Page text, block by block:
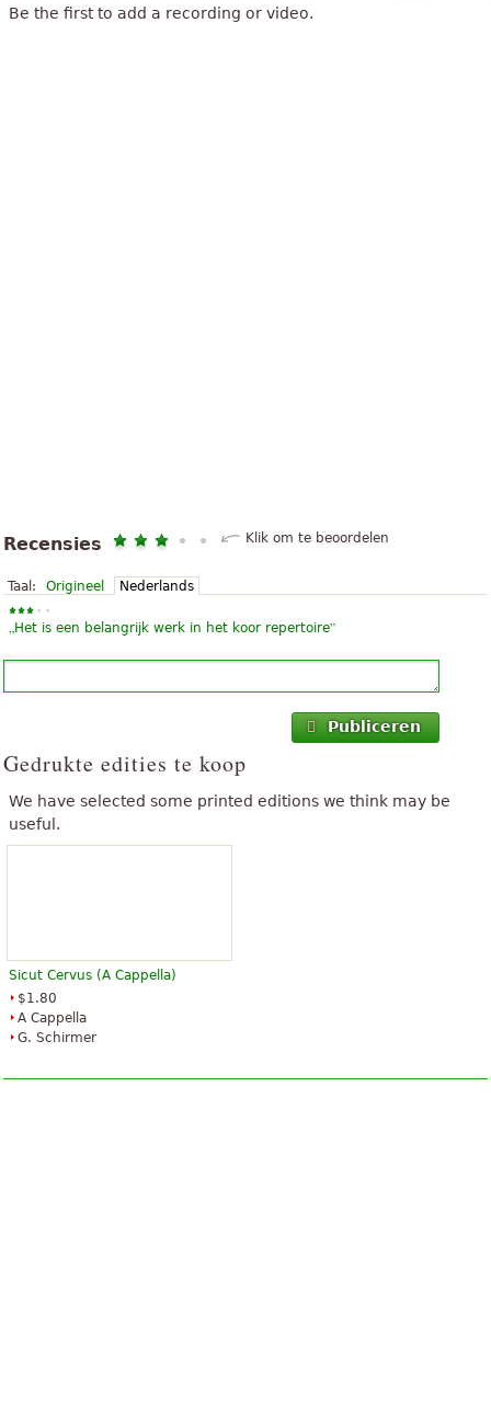
Be the first to add a recording or video.
Recensies Klik om te beoordelen
Taal: Origineel Nederlands
„Het is een belangrijk werk in het koor repertoire”
Publiceren
Gedrukte edities te koop
We have selected some printed editions we think may be
useful.
Sicut Cervus (A Cappella)
$1.80
A Cappella
G. Schirmer